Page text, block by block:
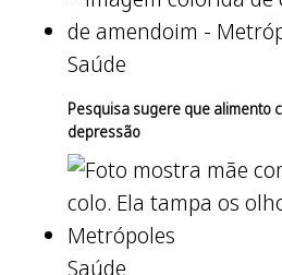
Saúde
Pesquisa sugere que alimento
depressão
Saúde